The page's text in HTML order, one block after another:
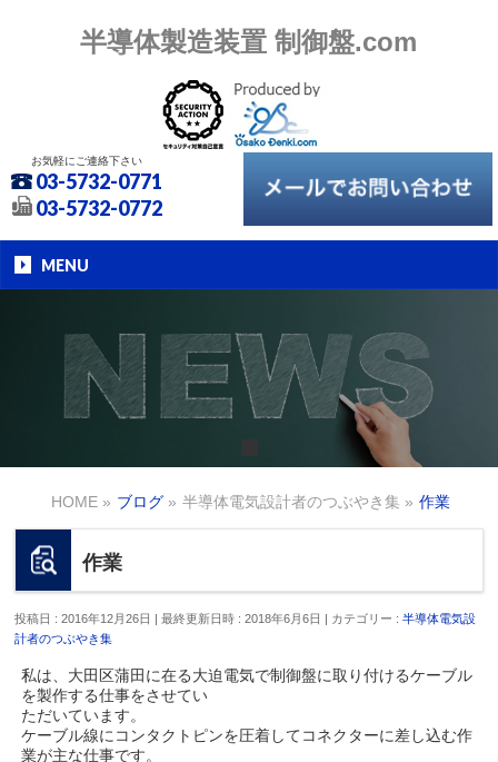
半導体製造装置 制御盤.com
お気軽にご連絡下さい
03-5732-0771
03-5732-0772
MENU
HOME » ブログ » 半導体電気設計者のつぶやき集 » 作業
作業
投稿日 : 2016年12月26日 最終更新日時 : 2018年6月6日 カテゴリー :半導体電気設
計者のつぶやき集
私は、大田区蒲田に在る大迫電気で制御盤に取り付けるケーブル
を製作する仕事をさせてい
ただいています。
ケーブル線にコンタクトピンを圧着してコネクターに差し込む作
業が主な仕事です。